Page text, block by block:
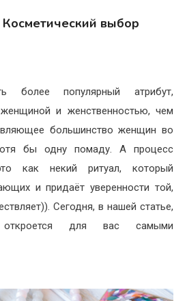
выбор
более популярный атрибут,
и женственностью, чем
большинство женщин во
бы одну помаду. А процесс
как некий ритуал, который
и придаёт уверенности той,
Сегодня, в нашей статье,
для вас самыми